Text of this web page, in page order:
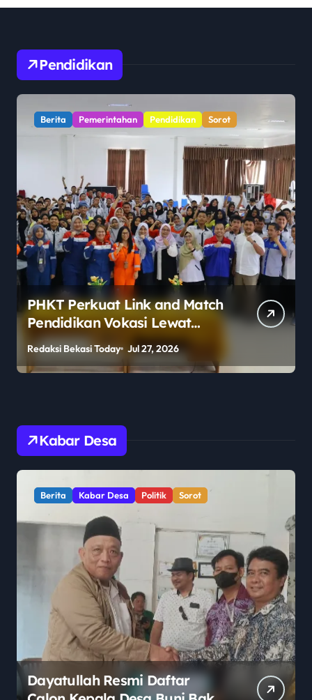
Pendidikan
Berita Pemerintahan Pendidikan Sorot
PHKT Perkuat Link and Match
Pendidikan Vokasi Lewat
Program Guru Tamu di SMKN
2 Penajam Paser Utara
Redaksi Bekasi Today Jul 27, 2026
Kabar Desa
Berita Kabar Desa Politik Sorot
Dayatullah Resmi Daftar